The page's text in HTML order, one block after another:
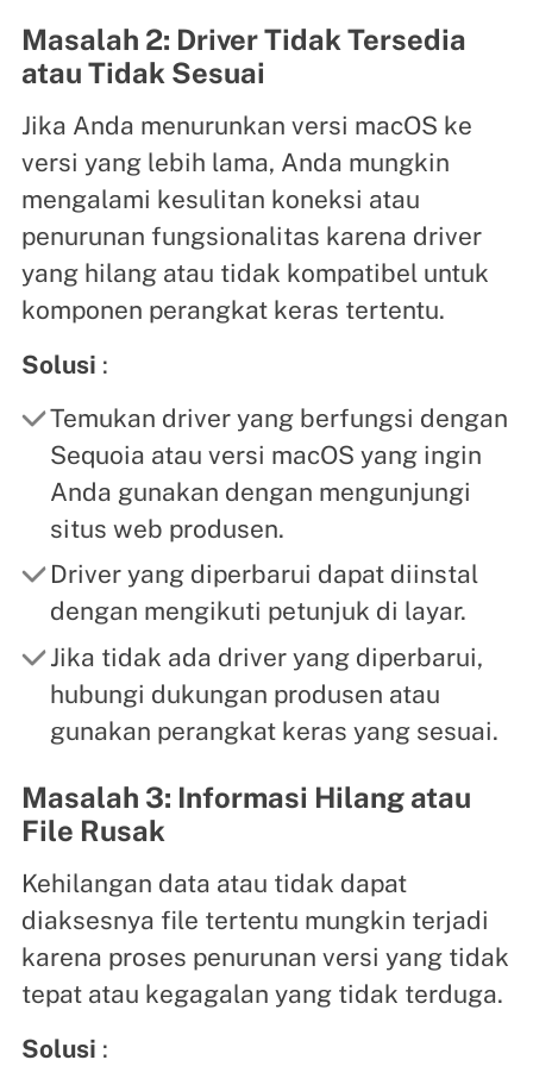
Masalah 2: Driver Tidak Tersedia
atau Tidak Sesuai
Jika Anda menurunkan versi macOS ke
versi yang lebih lama, Anda mungkin
mengalami kesulitan koneksi atau
penurunan fungsionalitas karena driver
yang hilang atau tidak kompatibel untuk
komponen perangkat keras tertentu.
Solusi :
Temukan driver yang berfungsi dengan
Sequoia atau versi macOS yang ingin
Anda gunakan dengan mengunjungi
situs web produsen.
Driver yang diperbarui dapat diinstal
dengan mengikuti petunjuk di layar.
Jika tidak ada driver yang diperbarui,
hubungi dukungan produsen atau
gunakan perangkat keras yang sesuai.
Masalah 3: Informasi Hilang atau
File Rusak
Kehilangan data atau tidak dapat
diaksesnya file tertentu mungkin terjadi
karena proses penurunan versi yang tidak
tepat atau kegagalan yang tidak terduga.
Solusi :